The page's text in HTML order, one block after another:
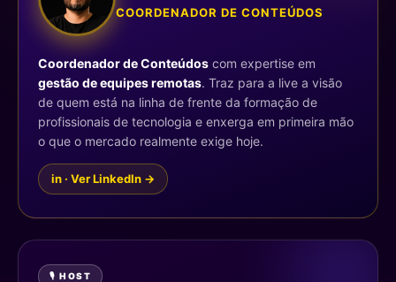
COORDENADOR DE CONTEÚDOS
Coordenador de Conteúdos com expertise em
gestão de equipes remotas. Traz para a live a visão
de quem está na linha de frente da formação de
profissionais de tecnologia e enxerga em primeira mão
o que o mercado realmente exige hoje.
in · Ver LinkedIn →
🎙️ HOST